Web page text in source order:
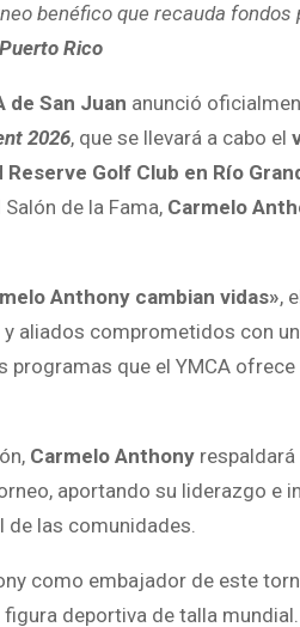
benéfico que recauda
Puerto Rico
de San Juan anunció
2026, que se llevará a cabo el
Reserve Golf Club en Río
de la Fama, Carmelo
Anthony cambian vidas»,
aliados comprometidos con
que el YMCA ofrece
Carmelo Anthony
aportando su liderazgo e
de las comunidades.
como embajador de este
deportiva de talla